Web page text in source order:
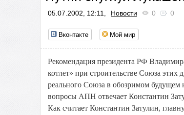
05.07.2002, 12:11, Новости 0 0
Вконтакте Мой мир
Рекомендация президента РФ
котлет» при строительстве Союза этих
реального Союза в обозримом будущем
вопросы АПН отвечает Константин
Как считает Константин Затулин,